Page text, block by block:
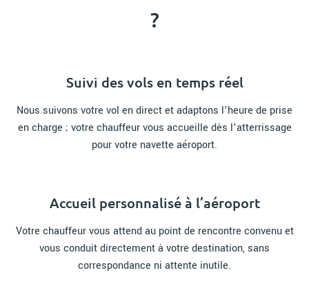
?
Suivi des vols en temps réel
Nous suivons votre vol en direct et adaptons l’heure de prise
en charge ; votre chauffeur vous accueille dès l’atterrissage
pour votre navette aéroport.
Accueil personnalisé à l’aéroport
Votre chauffeur vous attend au point de rencontre convenu et
vous conduit directement à votre destination, sans
correspondance ni attente inutile.